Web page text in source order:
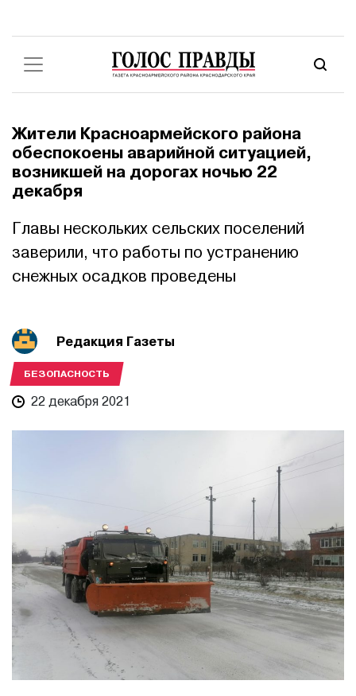
Жители Красноармейского района
обеспокоены аварийной ситуацией,
возникшей на дорогах ночью 22
декабря
Главы нескольких сельских поселений
заверили, что работы по устранению
снежных осадков проведены
Редакция Газеты
БЕЗОПАСНОСТЬ
22 декабря 2021